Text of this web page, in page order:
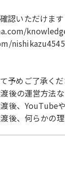
認いただけます
予めご了承く
後の運営方法
後、YouTube
後、何らかの